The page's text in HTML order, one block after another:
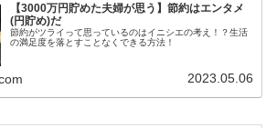
【3000万円貯めた夫婦が思う】節約はエンタメ
(円貯め)だ
節約がツライって思っているのはイニシエの考え！？生活
の満足度を落とすことなくできる方法！
2023.05.06